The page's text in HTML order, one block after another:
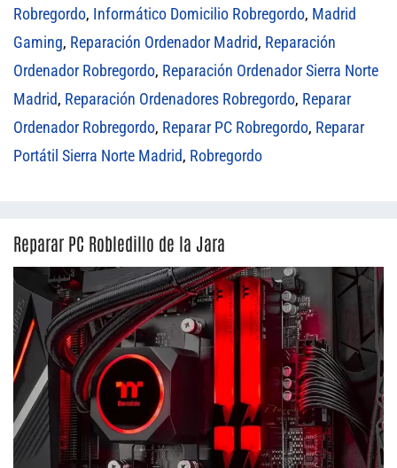
Robregordo, Informático Domicilio Robregordo, Madrid
Gaming, Reparación Ordenador Madrid, Reparación
Ordenador Robregordo, Reparación Ordenador Sierra Norte
Madrid, Reparación Ordenadores Robregordo, Reparar
Ordenador Robregordo, Reparar PC Robregordo, Reparar
Portátil Sierra Norte Madrid, Robregordo
Reparar PC Robledillo de la Jara